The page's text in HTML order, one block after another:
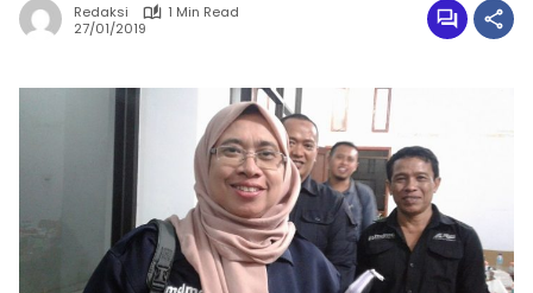
Redaksi
1 Min Read
27/01/2019